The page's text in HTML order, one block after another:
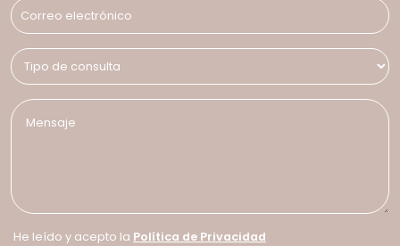
He leído y acepto la Política de Privacidad